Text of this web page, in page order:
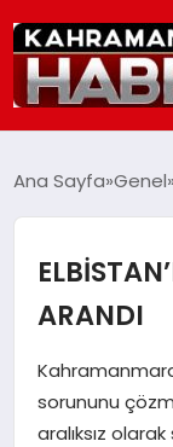
SIYASET
EĞITIM
SAĞLIK
Ana Sayfa Genel
ARANDI
sorununu
aralıksız